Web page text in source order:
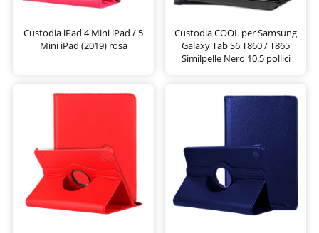
Custodia iPad 4 Mini iPad / 5
Mini iPad (2019) rosa
Custodia COOL per Samsung
Galaxy Tab S6 T860 / T865
Similpelle Nero 10.5 pollici